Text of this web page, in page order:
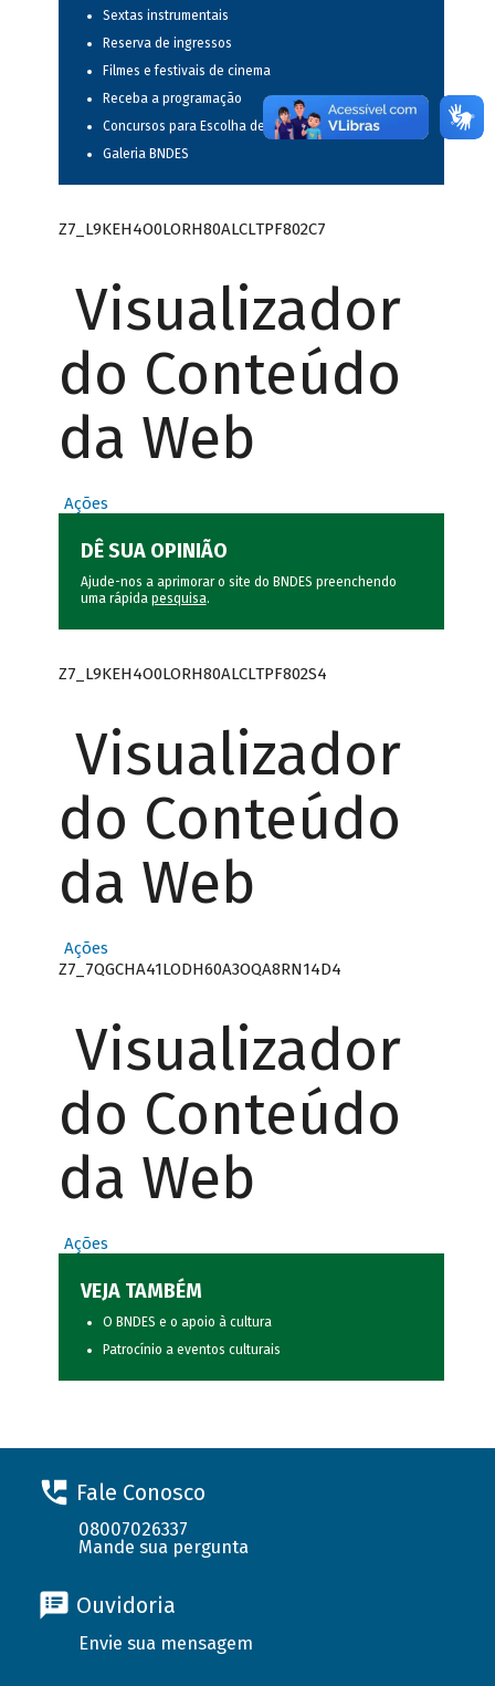
Sextas instrumentais
Reserva de ingressos
Filmes e festivais de cinema
Receba a programação
Concursos para Escolha de Espetáculos Musicais
Galeria BNDES
Z7_L9KEH4O0LORH80ALCLTPF802C7
Visualizador
do Conteúdo
da Web
Ações
DÊ SUA OPINIÃO
Ajude-nos a aprimorar o site do BNDES preenchendo
uma rápida pesquisa.
Z7_L9KEH4O0LORH80ALCLTPF802S4
Visualizador
do Conteúdo
da Web
Ações
Z7_7QGCHA41LODH60A3OQA8RN14D4
Visualizador
do Conteúdo
da Web
Ações
VEJA TAMBÉM
O BNDES e o apoio à cultura
Patrocínio a eventos culturais
Fale Conosco
08007026337
Mande sua pergunta
Ouvidoria
Envie sua mensagem